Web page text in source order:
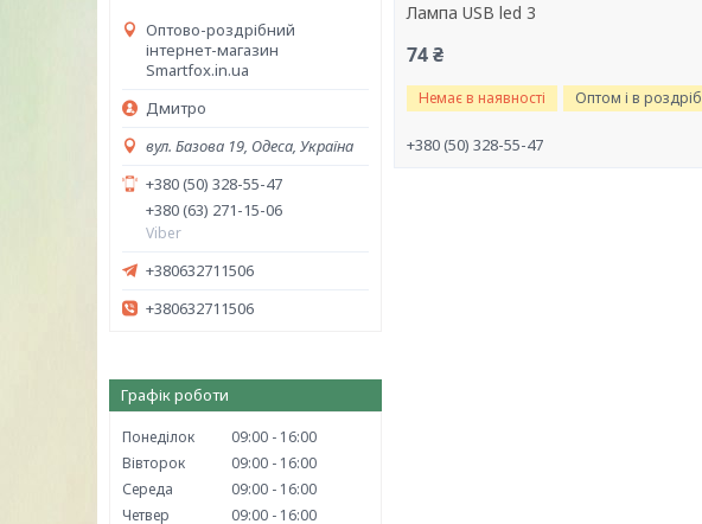
Оптово-роздрібний
інтернет-магазин
Smartfox.in.ua
Дмитро
вул. Базова 19, Одеса, Україна
+380 (50) 328-55-47
+380 (63) 271-15-06
Viber
+380632711506
+380632711506
Графік роботи
Понеділок 09:00
16:00
Вівторок
09:00
16:00
Середа
09:00
16:00
Четвер
09:00
16:00
Лампа USB led 3
74 ₴
Немає в наявності Оптом і в роздріб
+380 (50) 328-55-47